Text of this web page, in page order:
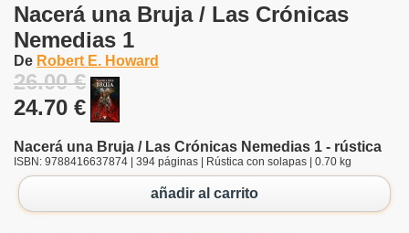
Nacerá una Bruja / Las Crónicas
Nemedias 1
De Robert E. Howard
26.00 €
24.70 €
Nacerá una Bruja / Las Crónicas Nemedias 1 - rústica
ISBN: 9788416637874 | 394 páginas | Rústica con solapas | 0.70 kg
añadir al carrito